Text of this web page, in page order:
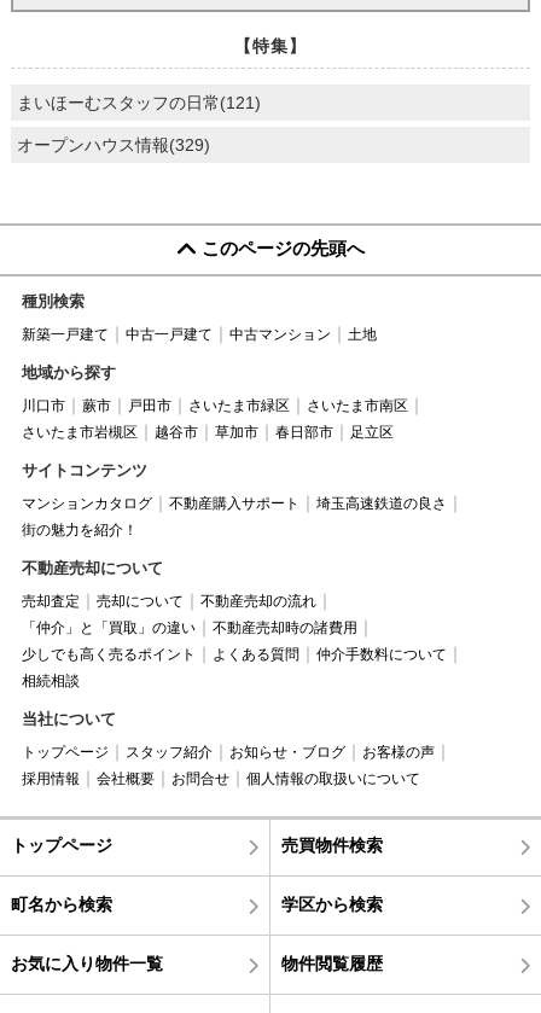
【特集】
まいほーむスタッフの日常(121)
オープンハウス情報(329)
このページの先頭へ
種別検索
新築一戸建て 中古一戸建て 中古マンション 土地
地域から探す
川口市 蕨市 戸田市 さいたま市緑区
さいたま市南区
さいたま市岩槻区
越谷市 草加市 春日部市 足立区
サイトコンテンツ
マンションカタログ 不動産購入サポート
埼玉高速鉄道の良さ
街の魅力を紹介！
不動産売却について
売却査定 売却について
不動産売却の流れ
「仲介」と「買取」の違い
不動産売却時の諸費用
少しでも高く売るポイント
よくある質問
仲介手数料について
相続相談
当社について
トップページ スタッフ紹介 お知らせ・ブログ
お客様の声
採用情報
会社概要 お問合せ 個人情報の取扱いについて
トップページ 売買物件検索
町名から検索 学区から検索
お気に入り物件一覧 物件閲覧履歴